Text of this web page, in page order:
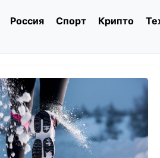
Россия Спорт Крипто